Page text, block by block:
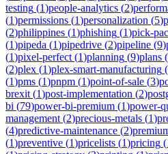
testing (1)people-analytics (2)
(1)permissions (1)personalization (5)
(2)philippines (1)phishing (1)pick-
(1)pipeda (1)pipedrive (2)pipeline (9)
(1)pixel-perfect (1)planning (9)plans (
(2)plex (1)plex-smart-manufacturing (
(1)pms (1)pnpm (1)point-of-sale (3)
brexit (1)post-implementation (2)
bi (79)power-bi-premium (1)power-
management (2)precious-metals (1)
(4)predictive-maintenance (2)
(1)preventive (1)pricelists (1)pricing (